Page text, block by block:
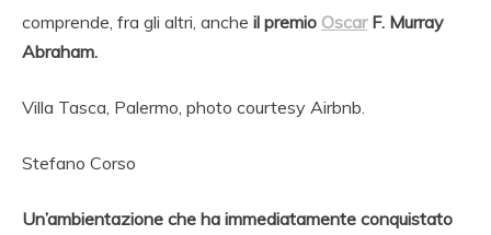
comprende, fra gli altri, anche il premio OscarF. Murray
Abraham.
Villa Tasca, Palermo, photo courtesy Airbnb.
Stefano Corso
Un’ambientazione che ha immediatamente conquistato